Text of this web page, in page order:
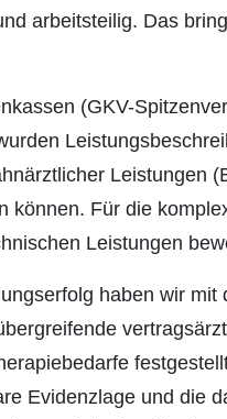
arbeitsteilig. Das
(GKV-
Leistungen
können. Für die
Leistungen
haben wir mit
Evidenzlage und die